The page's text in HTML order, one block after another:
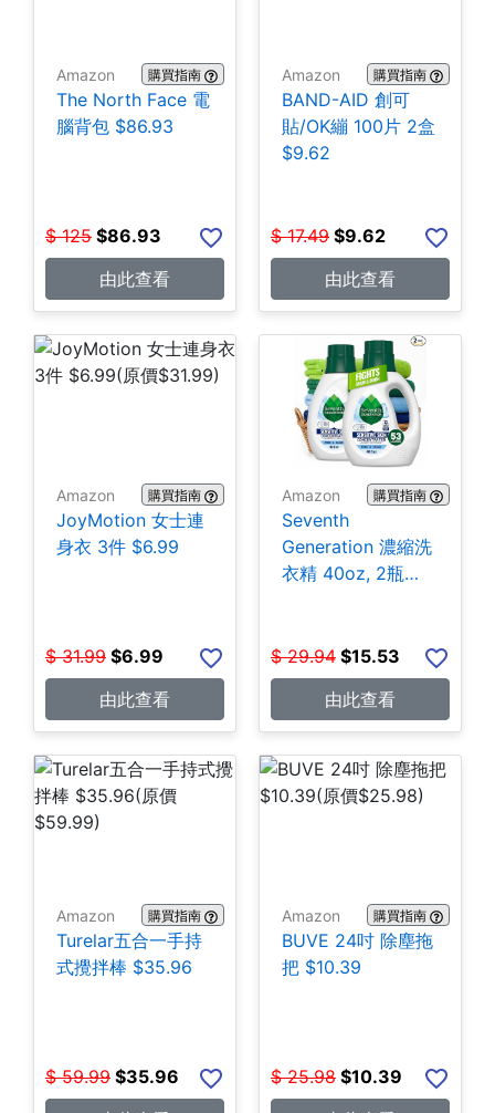
Amazon 購買指南
The North Face 電
腦背包 $86.93
$ 125 $86.93
由此查看
Amazon 購買指南
BAND-AID 創可
貼/OK繃 100片 2盒
$9.62
$ 17.49 $9.62
由此查看
Amazon 購買指南
JoyMotion 女士連
身衣 3件 $6.99
$ 31.99 $6.99
由此查看
Amazon 購買指南
Seventh
Generation 濃縮洗
衣精 40oz, 2瓶
$ 29.94 $15.53
由此查看
Amazon 購買指南
Turelar五合一手持
式攪拌棒 $35.96
$ 59.99 $35.96
Amazon 購買指南
BUVE 24吋 除塵拖
把 $10.39
$ 25.98 $10.39